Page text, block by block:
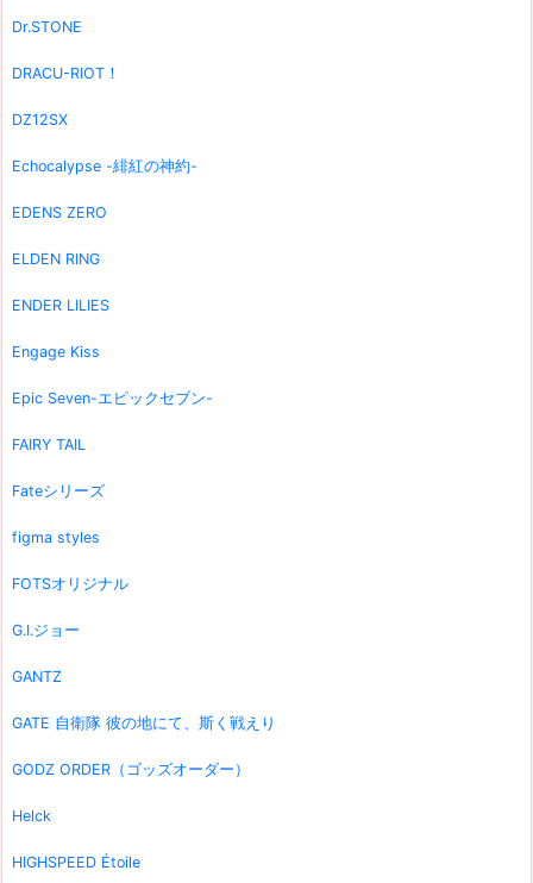
Dr.STONE
DRACU-RIOT！
DZ12SX
Echocalypse -緋紅の神約-
EDENS ZERO
ELDEN RING
ENDER LILIES
Engage Kiss
Epic Seven-エピックセブン-
FAIRY TAIL
Fateシリーズ
figma styles
FOTSオリジナル
G.I.ジョー
GANTZ
GATE 自衛隊 彼の地にて、斯く戦えり
GODZ ORDER（ゴッズオーダー）
Helck
HIGHSPEED Étoile